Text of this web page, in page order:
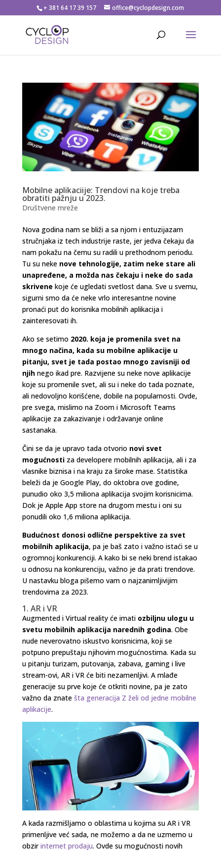
+ 381 64 17 39 157 office@cyclopdesign.com
Mobilne aplikaciije: Trendovi na koje treba
obratiti pažnju u 2023.
Društvene mreže
Nova godina nam se bliži a sa njom i entuzijazam
stručnjaka iz tech industrije raste, jer jedva čekaju da
nam pokažu na čemu su radili u prethodnom periodu.
Tu su neke nove tehnologije, zatim neke stare ali
unapređene, a možda nas čekaju i neke do sada
skrivene koje će ugledati svetlost dana. Sve u svemu,
sigurni smo da će neke vrlo interesantne novine
pronaći put do korisnika mobilnih aplikacija i
zainteresovati ih.
Ako se setimo 2020. koja je promenila svet na
mnogo načina, kada su mobilne aplikacije u
pitanju, svet je tada postao mnogo zavisniji od
njihnego ikad pre. Razvijene su neke nove aplikacije
koje su promenile svet, ali su i neke do tada poznate,
ali nedovoljno korišćene, dobile na popularnosti. Ovde,
pre svega, mislimo na Zoom i Microsoft Teams
aplikacije za zakazivanje i održavanje online
sastanaka.
Čini se da je upravo tada otvorio novi svet
mogućnostiza developere mobilnih aplikacija, ali i za
vlasnike biznisa i na kraju za široke mase. Statistika
beleži da je Google Play, do oktobra ove godine,
punudio oko 3,5 miliona aplikacija svojim korisnicima.
Dok je Apple App store na drugom mestu i oni su
ponudili oko 1,6 miliona aplikacija.
Budućnost donosi odlične perspektive za svet
mobilnih aplikacija, pa je baš zato i važno istaći se u
ogromnoj konkurenciji. A kako bi se neki brend istakao
u odnosu na konkurenciju, važno je da prati trendove.
U nastavku bloga pišemo vam o najzanimljivijim
trendovima za 2023.
1. AR i VR
Augmented i Virtual reality će imati ozbiljnu ulogu u
svetu mobilnih aplikacija narednih godina. Obe
nude neverovatno iskustvo korisnicima, koji se
potpuno prepuštaju njihovim mogućnostima. Kada su
u pitanju turizam, putovanja, zabava, gaming i live
stream-ovi, AR i VR će biti nezamenljivi. A mlađe
generacije su prve koje će otkriti novine, pa je zato
važno da znate šta generacija Z želi od jedne mobilne
aplikacije.
A kada razmišljamo o oblastima u kojima su AR i VR
primenljive već sada, ne možemo a da ne uzmemo u
obzirinternet prodaju. Ovde su mogućnosti novih